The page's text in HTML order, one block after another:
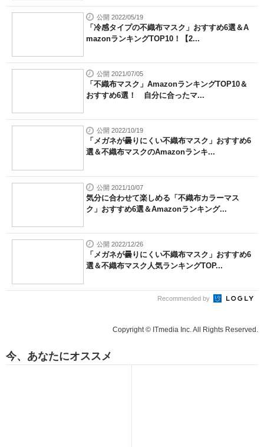
公開 2022/05/19
「冷感タイプの不織布マスク」おすすめ6選＆A
mazonランキングTOP10！【2...
公開 2021/07/05
「不織布マスク」AmazonランキングTOP10＆
おすすめ6選！ 自分に合ったマ...
公開 2022/10/19
「メガネが曇りにくい不織布マスク」おすすめ6
選＆不織布マスクのAmazonランキ...
公開 2021/10/07
気分に合わせて楽しめる「不織布カラーマス
ク」おすすめ6選＆Amazonランキング...
公開 2022/12/26
「メガネが曇りにくい不織布マスク」おすすめ6
選＆不織布マスク人気ランキングTOP...
Recommended by
Copyright © ITmedia Inc. All Rights Reserved.
今、あなたにオススメ